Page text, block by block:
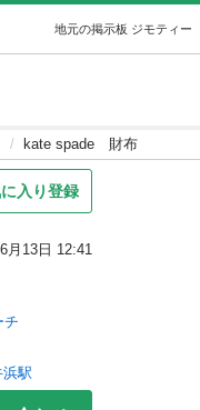
地元の掲示板 ジモティー
kate spade 財布
入り登録
月13日 12:41
チ
浜駅